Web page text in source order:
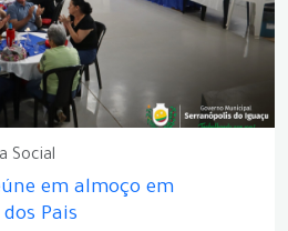
Social
em almoço em
Pais